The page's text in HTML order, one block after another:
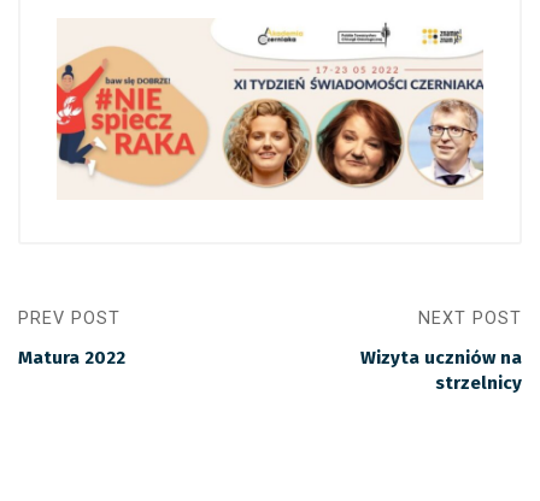
PREV POST
Matura 2022
NEXT POST
Wizyta uczniów na
strzelnicy